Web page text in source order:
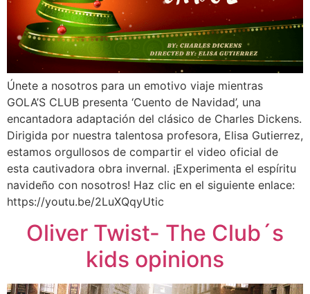
Únete a nosotros para un emotivo viaje mientras
GOLA’S CLUB presenta ‘Cuento de Navidad’, una
encantadora adaptación del clásico de Charles Dickens.
Dirigida por nuestra talentosa profesora, Elisa Gutierrez,
estamos orgullosos de compartir el video oficial de
esta cautivadora obra invernal. ¡Experimenta el espíritu
navideño con nosotros! Haz clic en el siguiente enlace:
https://youtu.be/2LuXQqyUtic
Oliver Twist- The Club´s
kids opinions